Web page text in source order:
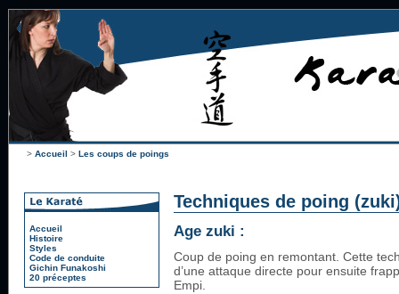
> Accueil > Les coups de poings
Accueil
Histoire
Styles
Code de conduite
Gichin Funakoshi
20 préceptes
Techniques de poing
Age zuki :
Coup de poing en remontant. Cette
d’une attaque directe pour ensuite
Empi.